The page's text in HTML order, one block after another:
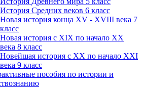
История Средних веков 6 класс
Новая история конца XV - XVIII века 7
класс
Новая история с XIX по начало XX
века 8 класс
Новейшая история с XX по начало XXI
века 9 класс
пособия по истории и